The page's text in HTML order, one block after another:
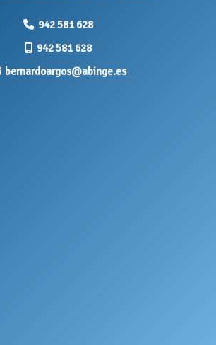
942 581 628
942 581 628
bernardoargos
abinge.es